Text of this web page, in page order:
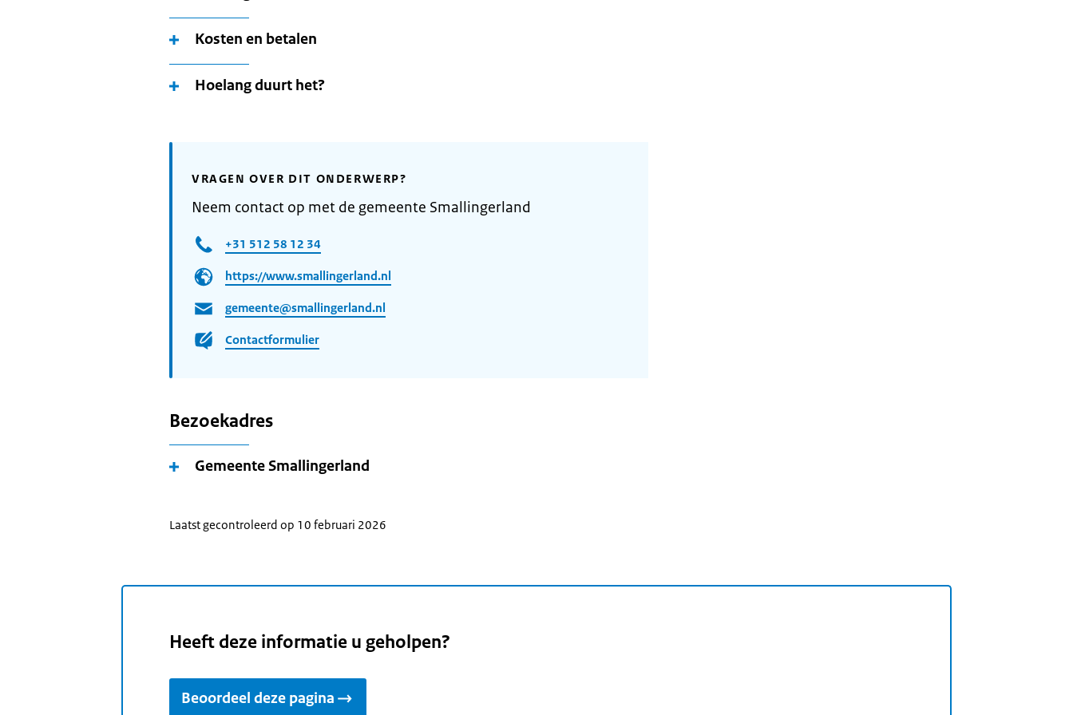
Kosten en betalen
Hoelang duurt het?
VRAGEN OVER DIT ONDERWERP?
Neem contact op met de gemeente Smallingerland
+31 512 58 12 34
https://www.smallingerland.nl
gemeente@smallingerland.nl
Contactformulier
Bezoekadres
Gemeente Smallingerland
Laatst gecontroleerd op 10 februari 2026
Heeft deze informatie u geholpen?
Beoordeel deze pagina